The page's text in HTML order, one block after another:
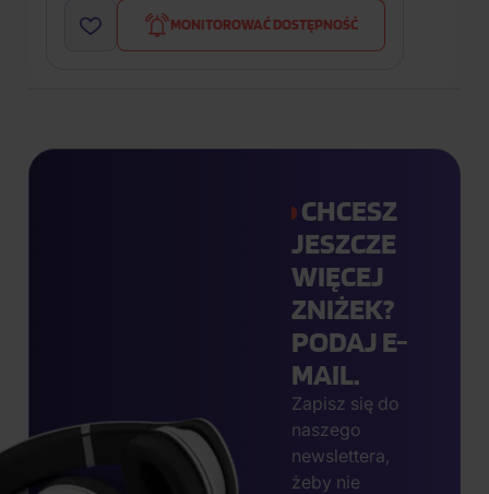
MONITOROWAĆ DOSTĘPNOŚĆ
CHCESZ
JESZCZE
WIĘCEJ
ZNIŻEK?
PODAJ E-
MAIL.
Zapisz się do
naszego
newslettera,
żeby nie